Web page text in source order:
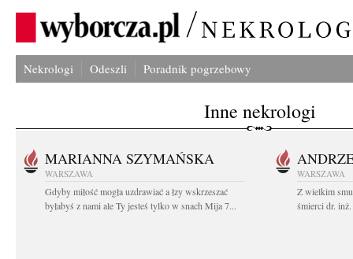
Nekrologi Odeszli Poradnik pogrzebowy
Inne nekrologi
MARIANNA SZYMAŃSKA
WARSZAWA
Gdyby miłość mogła uzdrawiać a łzy wskrzeszać
byłabyś z nami ale Ty jesteś tylko w snach Mija 7...
WARSZAWA
Z wielkim
śmierci dr.